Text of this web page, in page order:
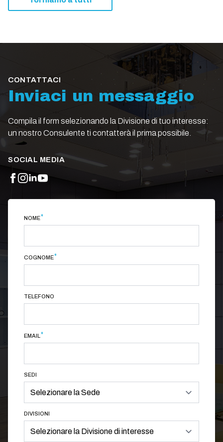
CONTATTACI
Inviaci un messaggio
Compila il form selezionando la Divisione di tuo interesse:
un nostro Consulente ti contatterà il prima possibile.
SOCIAL MEDIA
NOME*
COGNOME*
TELEFONO
EMAIL *
SEDI
DIVISIONI